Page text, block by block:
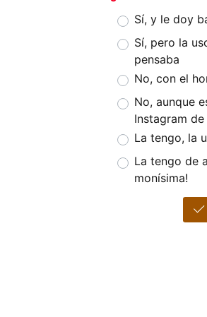
Sí, y le doy
Sí, pero la
pensaba
No, con el
No, aunque
Instagram
La tengo, la
La tengo de
monísima!